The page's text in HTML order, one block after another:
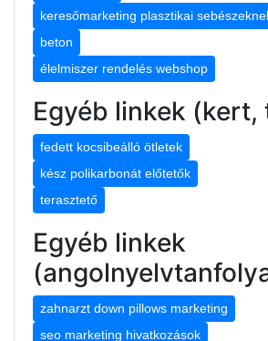
keresőmarketing plasztikai
beton
élelmiszer rendelés webshop
Egyéb linkek (kert,
fedett kocsibeálló ötletek
kész polikarbonát előtetők
terasztető
Egyéb linkek
zahnarzt down pillows marketing
seo marketing hivatkozások